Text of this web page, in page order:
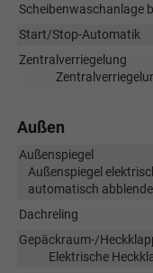
Scheibenwaschanlage
Start/Stop-Automatik
Zentralverriegelung
Außen
Außenspiegel
Außenspiegel
automatisch
Dachreling
Gepäckraum-/
Elektrische